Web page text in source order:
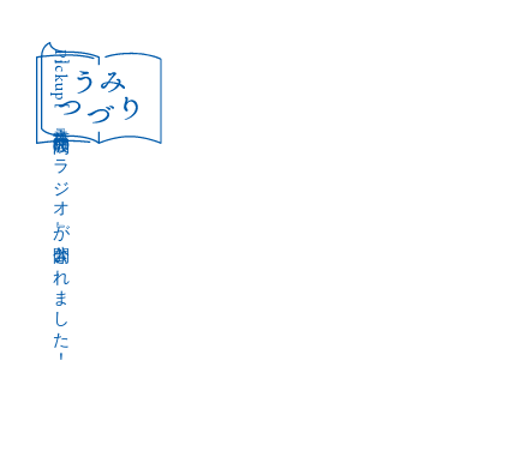
［Pickup］
音声作品『波間のラジオ』が公開されました！